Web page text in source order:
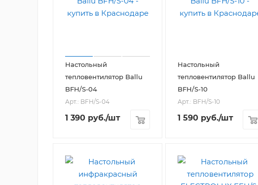
Настольный
тепловентилятор Ballu
BFH/S-04
Арт.: BFH/S-04
1 390 руб./шт
Настольный
тепловентилятор Ballu
BFH/S-10
Арт.: BFH/S-10
1 590 руб./шт